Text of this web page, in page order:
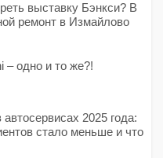
выставку Бэнкси? В
ремонт в Измайлово
– одно и то же?!
2025 года:
стало меньше и что